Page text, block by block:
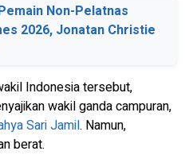
Non-Pelatnas
2026, Jonatan Christie
Indonesia tersebut,
wakil ganda campuran,
Sari Jamil. Namun,
berat.